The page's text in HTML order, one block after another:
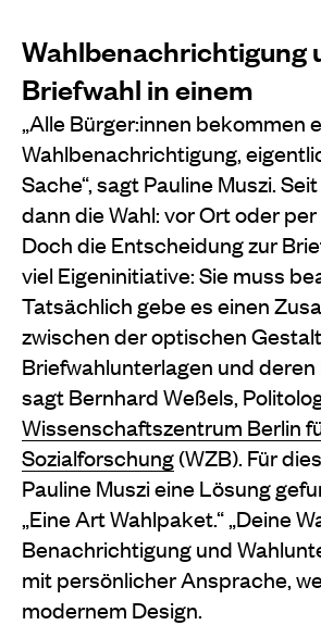
Wahlbenachrichtigung
Briefwahl in einem
„Alle Bürger:innen bekommen
Wahlbenachrichtigung,
Sache“, sagt Pauline Muszi.
dann die Wahl: vor Ort oder
Doch die Entscheidung zur
viel Eigeninitiative: Sie muss
Tatsächlich gebe es einen
zwischen der optischen
Briefwahlunterlagen und
sagt Bernhard Weßels,
Wissenschaftszentrum Berlin
Sozialforschung(WZB). Für
Pauline Muszi eine Lösung
„Eine Art Wahlpaket.“ „Deine
Benachrichtigung und
mit persönlicher Ansprache,
modernem Design.